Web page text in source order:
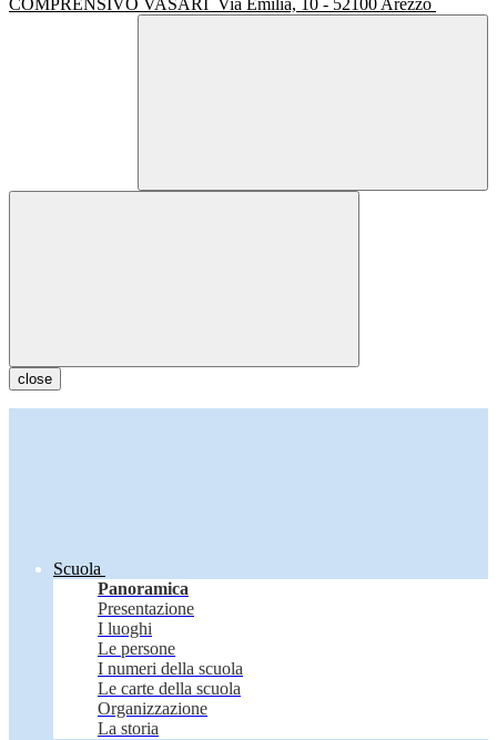
COMPRENSIVO VASARI Via Emilia, 10 - 52100 Arezzo
close
Scuola
Panoramica
Presentazione
I luoghi
Le persone
I numeri della scuola
Le carte della scuola
Organizzazione
La storia